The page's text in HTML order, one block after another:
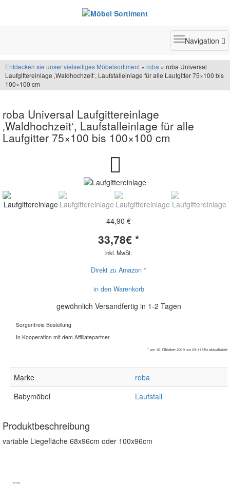
Toggle
Navigation
Entdecken sie unser vielseitiges Möbelsortiment » roba » roba Universal
Laufgittereinlage ‚Waldhochzeit‘, Laufstalleinlage für alle Laufgitter 75×100 bis
100×100 cm
roba Universal Laufgittereinlage
‚Waldhochzeit‘, Laufstalleinlage für alle
Laufgitter 75×100 bis 100×100 cm
44,90 €
33,78€ *
inkl. MwSt.
Direkt zu Amazon *
in den Warenkorb
gewöhnlich Versandfertig in 1-2 Tagen
Sorgenfreie Bestellung
In Kooperation mit dem Affiliatepartner
* am 10. Oktober 2019 um 23:11 Uhr aktualisiert
Marke
roba
Babymöbel
Laufstall
Produktbeschreibung
variable Liegefläche 68x96cm oder 100x96cm